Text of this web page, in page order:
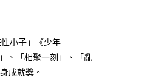
轉至「AFTEE先享後
完成結帳。
連結，可透過四大超商
為交易完成。
您需要取消訂單，請聯
為有效，需透過AFTEE
小子」《少年
、「相聚一刻」、「亂
成就獎。